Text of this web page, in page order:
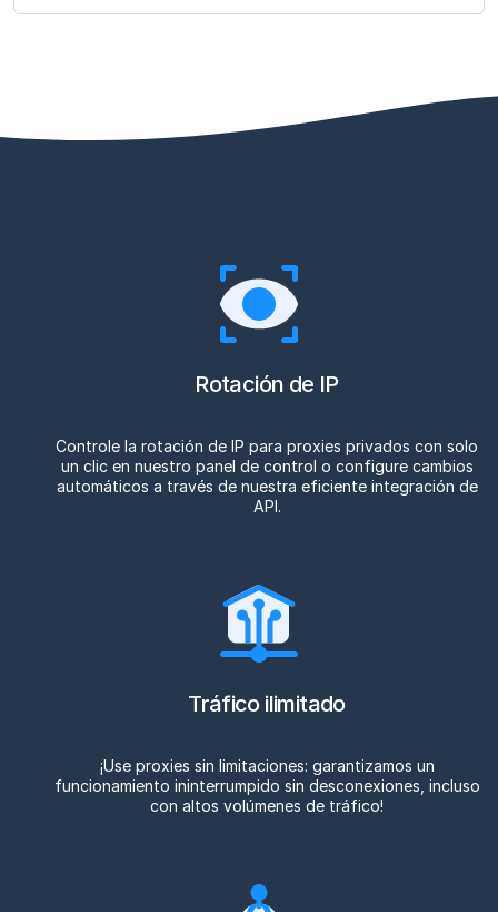
Rotación de IP
Controle la rotación de IP para proxies privados con solo
un clic en nuestro panel de control o configure cambios
automáticos a través de nuestra eficiente integración de
API.
Tráfico ilimitado
¡Use proxies sin limitaciones: garantizamos un
funcionamiento ininterrumpido sin desconexiones, incluso
con altos volúmenes de tráfico!